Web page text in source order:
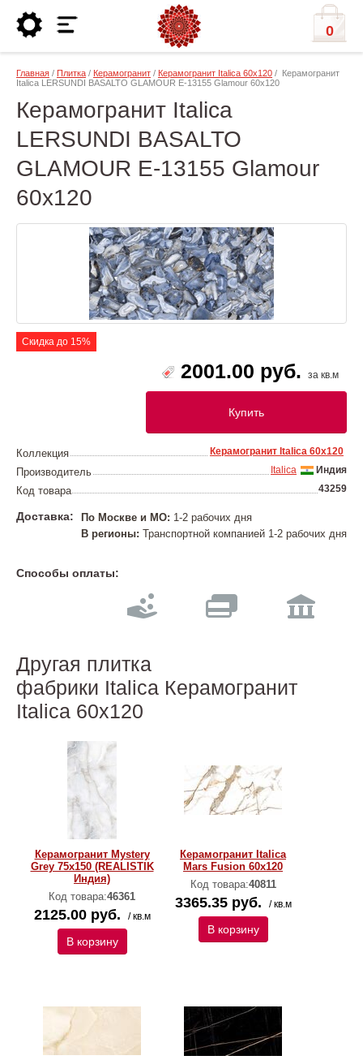
0
Главная / Плитка / Керамогранит / Керамогранит Italica 60х120 / Керамогранит
Italica LERSUNDI BASALTO GLAMOUR E-13155 Glamour 60х120
Керамогранит Italica
LERSUNDI BASALTO
GLAMOUR E-13155 Glamour
60х120
Скидка до 15%
2001.00 руб. за кв.м
Купить
Коллекция Керамогранит Italica 60х120
Производитель Индия
Italica
Код товара 43259
Доставка: По Москве и МО: 1-2 рабочих дня
В регионы: Транспортной компанией 1-2 рабочих дня
Способы оплаты:
Другая плитка
фабрики Italica Керамогранит
Italica 60х120
Керамогранит Mystery
Grey 75x150 (REALISTIK
Индия)
Код товара:46361
2125.00 руб. / кв.м
В корзину
Керамогранит Italica
Mars Fusion 60х120
Код товара:40811
3365.35 руб. / кв.м
В корзину